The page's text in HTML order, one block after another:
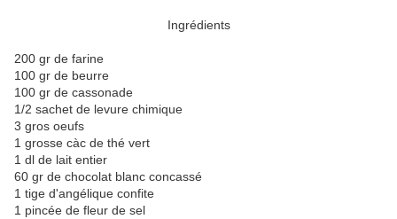
Ingrédients
200 gr de farine
100 gr de beurre
100 gr de cassonade
1/2 sachet de levure chimique
3 gros oeufs
1 grosse càc de thé vert
1 dl de lait entier
60 gr de chocolat blanc concassé
1 tige d'angélique confite
1 pincée de fleur de sel